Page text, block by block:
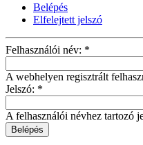
Belépés
Elfelejtett jelszó
Felhasználói név: *
A webhelyen regisztrált
Jelszó: *
A felhasználói névhez tartozó